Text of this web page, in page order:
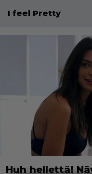
I feel Pretty
Huh hellettä!